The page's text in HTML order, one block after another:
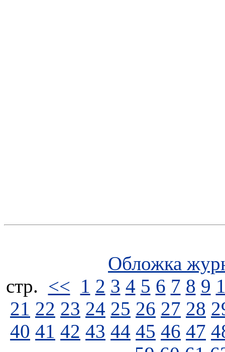
Обложка
стp. << 1 2 3 4 5 6 7 8 9
21 22 23 24 25 26 27 28
40 41 42 43 44 45 46 47